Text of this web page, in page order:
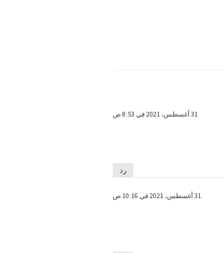
31 أغسطس، 2021 في 8:53 ص
رد
31 أغسطس، 2021 في 10:16 ص